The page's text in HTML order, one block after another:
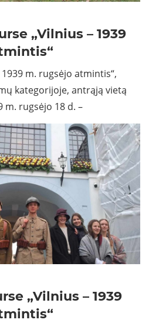
„Vilnius – 1939
m. rugsėjo atmintis“,
kategorijoje, antrąją vietą
m. rugsėjo 18 d. –
„Vilnius – 1939